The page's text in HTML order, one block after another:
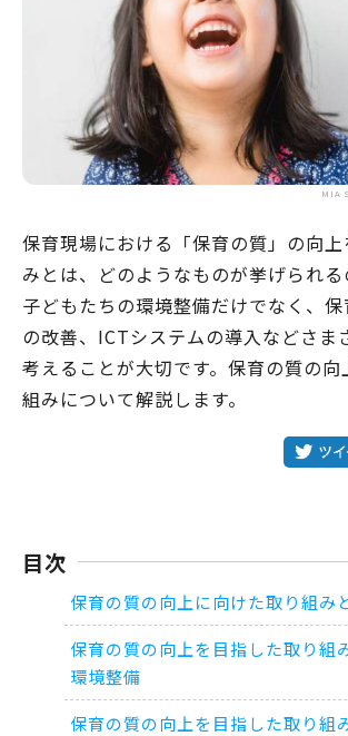
MIA
保育現場における「保育の質」の向
みとは、どのようなものが挙げられる
子どもたちの環境整備だけでなく、
の改善、ICTシステムの導入などさま
考えることが大切です。保育の質の向
組みについて解説します。
目次
保育の質の向上に向けた取り組み
保育の質の向上を目指した取り組
環境整備
保育の質の向上を目指した取り組